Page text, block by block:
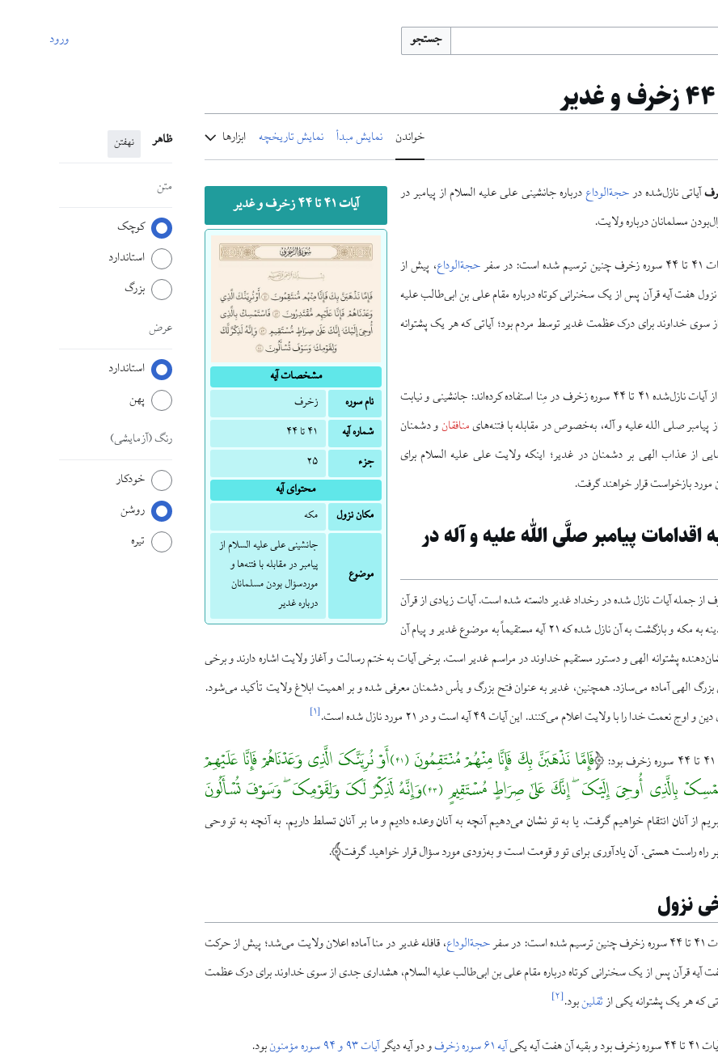
جستجو ورود
خواندن نمایش مبدأ نمایش تاریخچه ابزارها ظاهر نهفتن
متن
کوچک
استاندارد
بزرگ
عرض
استاندارد
پهن
رنگ(آزمایشی)
خودکار
روشن
تیره
آیات ۴۱ تا ۴۴ زخرف و غدیر
مشخصات آیه
نام سوره
زخرف
شماره آیه
۴۱ تا ۴۴
جزء
۲۵
محتوای آیه
مکان نزول مکه
موضوع
جانشینی علی علیه السلام از
پیامبر در مقابله با فتنه‌ها و
موردسؤال بودن مسلمانان
درباره غدیر
آیاتی نازل‌شده درحجةالوداعدرباره جانشینی علی علیه السلام از پیامبر در
مسلمانان درباره ولایت.
سفر
حجةالوداع، پیش از
هفت آیه قرآن پس از یک سخنرانی کوتاه درباره مقام علی بن ابی‌طالب علیه
خداوند برای درک عظمت غدیر توسط مردم بود؛ آیاتی که هر یک پشتوانه
برخی محققان سه هدف از آیات نازل‌شده ۴۱ تا ۴۴ سوره زخرف در مِنا استفاده کرده‌اند: جانشینی و نیابت
پیامبر صلی الله علیه و آله، به‌خصوص در مقابله با فتنه‌هایمنافقانو دشمنان
از عذاب الهی بر دشمنان در غدیر؛ اینکه ولایت علی علیه السلام برای
مورد بازخواست قرار خواهند گرفت.
اقدامات پیامبر صلَّی اللّٰه علیه و آله در
سوره زخرف از جمله آیات نازل شده در رخداد غدیر دانسته شده است. آیات زیادی از قرآن
در طول سفر پیامبر از مدینه به مکه و بازگشت به آن نازل شده که ۲۱ آیه مستقیماً به موضوع غدیر و پیام آن
پشتوانه الهی و دستور مستقیم خداوند در مراسم غدیر است. برخی آیات به ختم رسالت و آغاز ولایت اشاره دارند و برخی
بزرگ الهی آماده می‌سازد. همچنین، غدیر به عنوان فتح بزرگ و یأس دشمنان معرفی شده و بر اهمیت ابلاغ ولایت تأکید می‌شود.
خدا را با ولایت اعلام می‌کنند. این آیات ۴۹ آیه است و در ۲۱ مورد نازل شده است.
[۱]
فَإِمَّا نَذْهَبَنَّ بِکَ فَإِنَّا مِنْهُمْ مُنْتَقِمُونَ ﴿۴۱﴾أَوْ نُرِیَنَّکَ الَّذِی وَعَدْنَاهُمْ فَإِنَّا عَلَیْهِمْ
مُقْتَدِرُونَ ﴿۴۲﴾فَاسْتَمْسِکْ بِالَّذِی أُوحِیَ إِلَیْکَ ۖ إِنَّکَ عَلَیٰ صِرَاطٍ مُسْتَقِیمٍ ﴿۴۳﴾وَإِنَّهُ لَذِکْرٌ لَکَ وَلِقَوْمِکَ ۖ وَسَوْفَ تُسْأَلُونَ
از آنان انتقام خواهیم گرفت. یا به تو نشان می‌دهیم آنچه به آنان وعده دادیم و ما بر آنان تسلط داریم. به آنچه به تو وحی
راه راست هستی. آن یادآوری برای تو و قومت است و به‌زودی مورد سؤال قرار خواهید گرفت .
نزول
سفر حجةالوداع، قافله غدیر در منا آماده اعلان ولایت می‌شد؛ پیش از حرکت
قرآن پس از یک سخنرانی کوتاه درباره مقام علی بن ابی‌طالب علیه السلام، هشداری جدی از سوی خداوند برای درک عظمت
که هر یک پشتوانه یکی ازثقلینبود.[۲]
آیه یکی آیه ۶۱ سوره زخرف و دو آیه دیگرآیات ۹۳ و ۹۴ سوره مؤمنون بود.